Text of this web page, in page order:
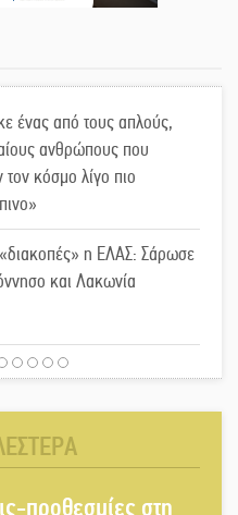
ένας από τους απλούς,
ανθρώπους που
τον κόσμο λίγο πιο
η ΕΛΑΣ: Σάρωσε
και Λακωνία
ένας γνήσιος Δάσκαλος
προθεσμίες στη